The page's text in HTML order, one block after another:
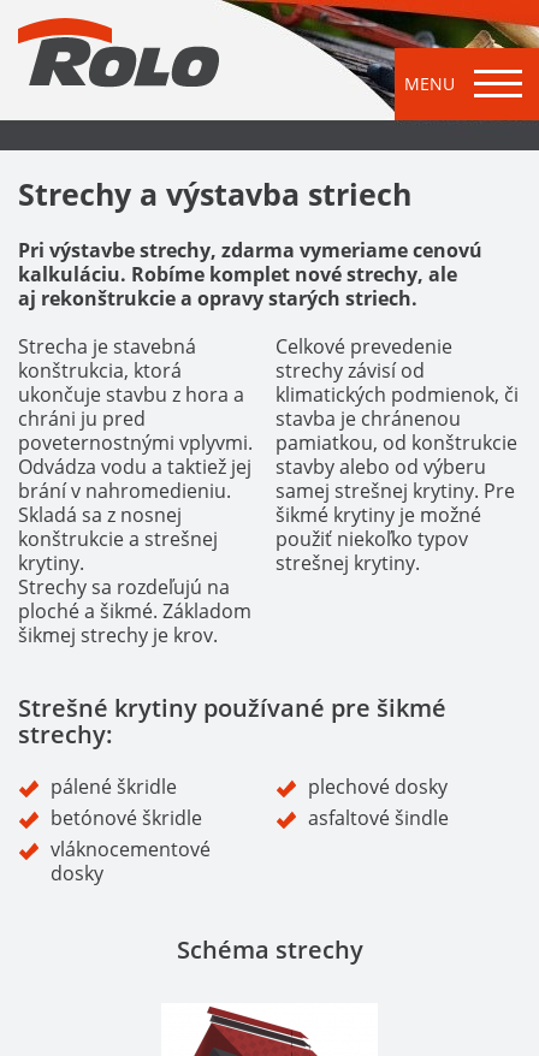
MENU
Strechy a výstavba striech
Pri výstavbe strechy, zdarma vymeriame cenovú
kalkuláciu. Robíme komplet nové strechy, ale
aj rekonštrukcie a opravy starých striech.
Strecha je stavebná
konštrukcia, ktorá
ukončuje stavbu z hora a
chráni ju pred
poveternostnými vplyvmi.
Odvádza vodu a taktiež jej
brání v nahromedieniu.
Skladá sa z nosnej
konštrukcie a strešnej
krytiny.
Strechy sa rozdeľujú na
ploché a šikmé. Základom
šikmej strechy je krov.
Celkové prevedenie
strechy závisí od
klimatických podmienok, či
stavba je chránenou
pamiatkou, od konštrukcie
stavby alebo od výberu
samej strešnej krytiny. Pre
šikmé krytiny je možné
použiť niekoľko typov
strešnej krytiny.
Strešné krytiny používané pre šikmé
strechy:
pálené škridle
betónové škridle
vláknocementové
dosky
plechové dosky
asfaltové šindle
Schéma strechy